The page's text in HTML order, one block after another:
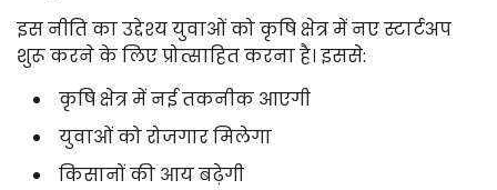
इसनीतिकाउद्देश्ययुवाओंकोकृषिक्षेत्रमेंनएस्टार्टअप
शुरूकरनेकेलिएप्रोत्साहितकरनाहै। इससे:
कृषिक्षेत्रमेंनईतकनीक आएगी
युवाओंकोरोजगारमिलेगा
किसानोंकी आयबढ़ेगी